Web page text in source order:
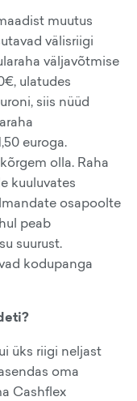
muutus
välisriigi
väljavõtmise
ulatudes
siis nüüd
euroga.
olla. Raha
kuuluvates
osapoolte
peab
suurust.
kodupanga
üks riigi neljast
oma
Cashflex